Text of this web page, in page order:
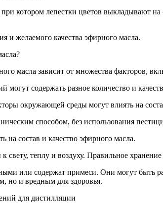
котором лепестки цветов выкладывают
и желаемого качества эфирного масла.
масла зависит от множества факторов,
могут содержать разное количество и
окружающей среды могут влиять на
способом, без использования
на состав и качество эфирного масла.
свету, теплу и воздуху. Правильное
или содержат примеси. Они могут быть
но и вредным для здоровья.
для дистилляции